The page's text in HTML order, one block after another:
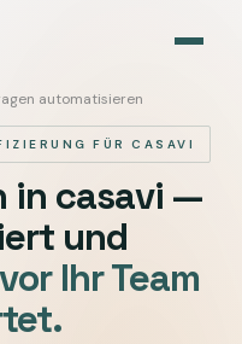
automatisieren
FÜR CASAVI
in casavi —
und
Ihr Team